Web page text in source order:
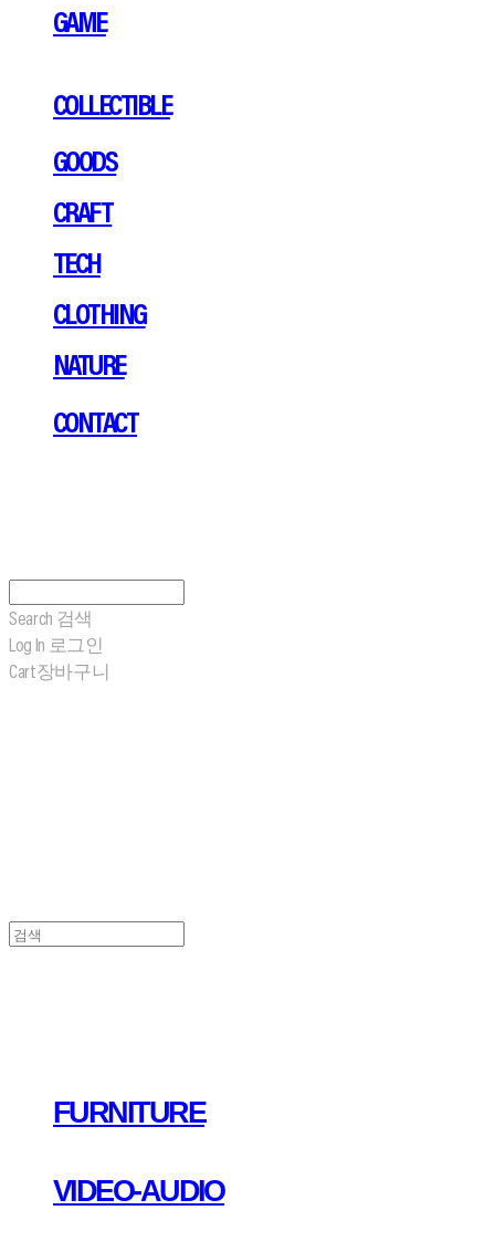
GAME
COLLECTIBLE
GOODS
CRAFT
TECH
CLOTHING
NATURE
CONTACT
Search 검색
Log In 로그인
Cart장바구니
FURNITURE
VIDEO-AUDIO